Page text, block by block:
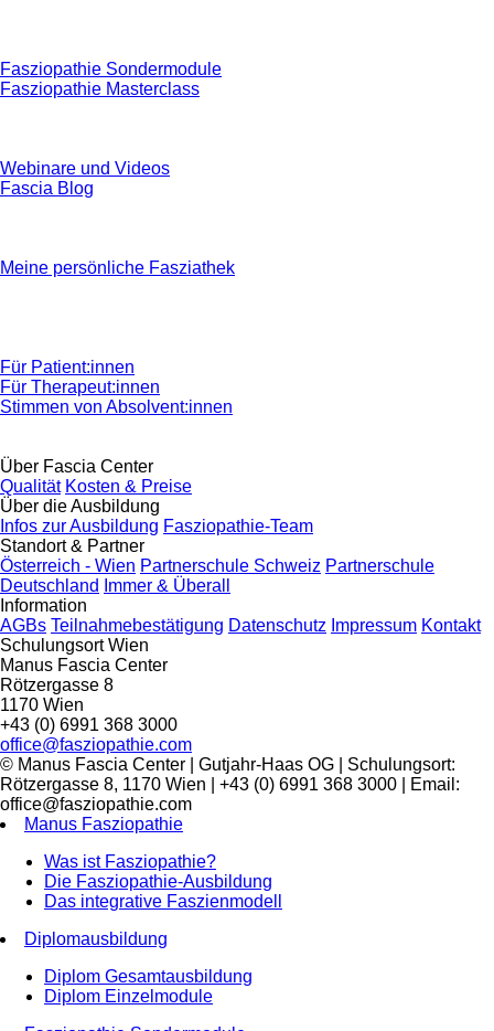
Fasziopathie Sondermodule
Fasziopathie Masterclass
Webinare und Videos
Fascia Blog
Meine persönliche Fasziathek
Für Patient:innen
Für Therapeut:innen
Stimmen von Absolvent:innen
Über Fascia Center
Qualität Kosten & Preise
Über die Ausbildung
Infos zur Ausbildung Fasziopathie-Team
Standort & Partner
Österreich - Wien Partnerschule Schweiz Partnerschule
Deutschland
Immer & Überall
Information
AGBs Teilnahmebestätigung Datenschutz Impressum Kontakt
Schulungsort Wien
Manus Fascia Center
Rötzergasse 8
1170 Wien
+43 (0) 6991 368 3000
office@fasziopathie.com
© Manus Fascia Center | Gutjahr-Haas OG | Schulungsort:
Rötzergasse 8, 1170 Wien | +43 (0) 6991 368 3000 | Email:
office@fasziopathie.com
Manus Fasziopathie
Was ist Fasziopathie?
Die Fasziopathie-Ausbildung
Das integrative Faszienmodell
Diplomausbildung
Diplom Gesamtausbildung
Diplom Einzelmodule